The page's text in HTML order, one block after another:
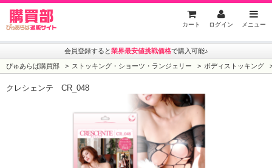
カート ログイン メニュー
会員登録すると業界最安値挑戦価格で購入可能♪
ぴゅあらば購買部 ストッキング・ショーツ・ランジェリー ボディストッキング
クレシェンテ CR_048